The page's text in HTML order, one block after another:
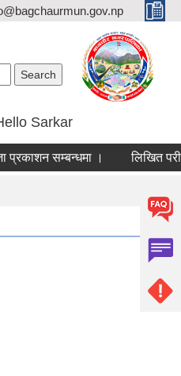
Sarkar
सम्बन्धमा । लिखित